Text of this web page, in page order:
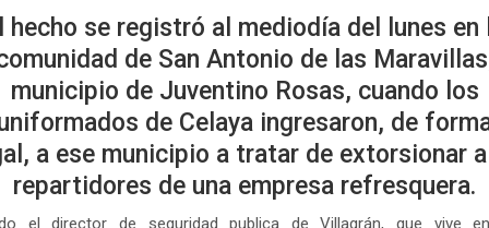
hecho se registró al mediodía del lunes en
de San Antonio de las
municipio de Juventino Rosas, cuando los
de Celaya ingresaron, de
a ese municipio a tratar de extorsionar
repartidores de una empresa refresquera.
el director de seguridad publica de Villagrán, que vive